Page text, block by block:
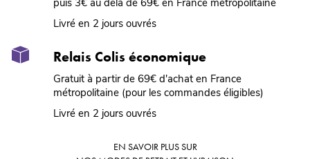
Livré en 2 jours ouvrés
Relais Colis économique
Gratuit à partir de 69€ d'achat en France
métropolitaine (pour les commandes éligibles)
Livré en 2 jours ouvrés
EN SAVOIR PLUS SUR